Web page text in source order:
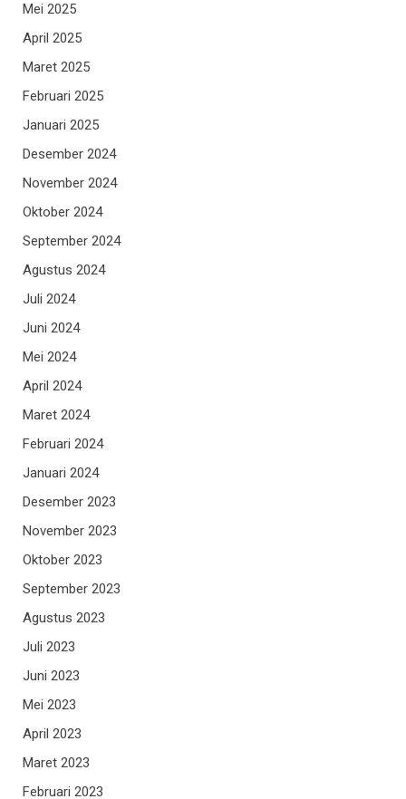
Mei 2025
April 2025
Maret 2025
Februari 2025
Januari 2025
Desember 2024
November 2024
Oktober 2024
September 2024
Agustus 2024
Juli 2024
Juni 2024
Mei 2024
April 2024
Maret 2024
Februari 2024
Januari 2024
Desember 2023
November 2023
Oktober 2023
September 2023
Agustus 2023
Juli 2023
Juni 2023
Mei 2023
April 2023
Maret 2023
Februari 2023